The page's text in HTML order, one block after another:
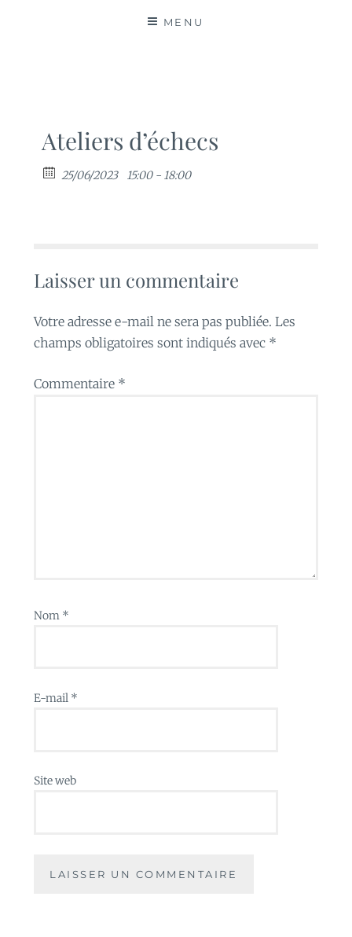
MENU
Ateliers d’échecs
25/06/2023 15:00 - 18:00
Laisser un commentaire
Votre adresse e-mail ne sera pas publiée. Les
champs obligatoires sont indiqués avec *
Commentaire *
Nom *
E-mail *
Site web